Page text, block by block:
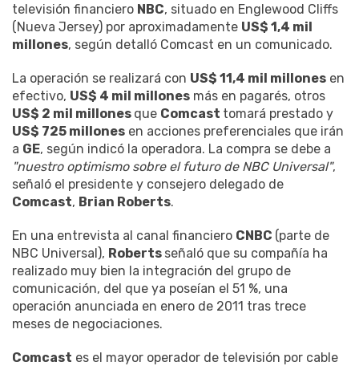
televisión financiero NBC, situado en Englewood Cliffs
(Nueva Jersey) por aproximadamente US$ 1,4 mil
millones, según detalló Comcast en un comunicado.
La operación se realizará con US$ 11,4 mil millones en
efectivo, US$ 4 mil millones más en pagarés, otros
US$ 2 mil millones que Comcast tomará prestado y
US$ 725 millones en acciones preferenciales que irán
a GE, según indicó la operadora. La compra se debe a
"nuestro optimismo sobre el futuro de NBC Universal",
señaló el presidente y consejero delegado de
Comcast, Brian Roberts.
En una entrevista al canal financiero CNBC (parte de
NBC Universal), Roberts señaló que su compañía ha
realizado muy bien la integración del grupo de
comunicación, del que ya poseían el 51 %, una
operación anunciada en enero de 2011 tras trece
meses de negociaciones.
Comcast es el mayor operador de televisión por cable